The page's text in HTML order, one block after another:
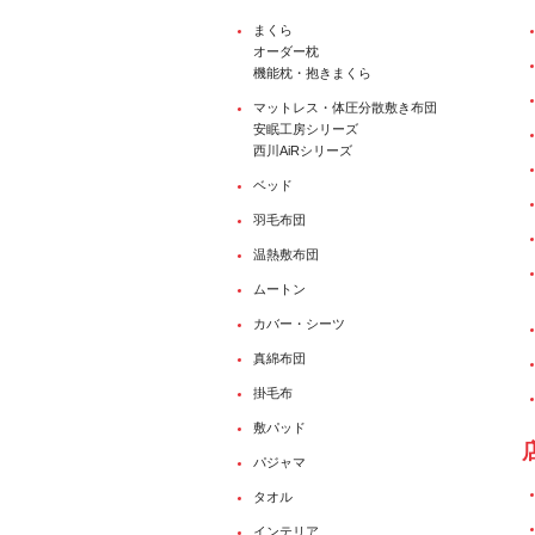
まくら
オーダー枕
機能枕・抱きまくら
マットレス・体圧分散敷き布団
安眠工房シリーズ
西川AiRシリーズ
ベッド
羽毛布団
温熱敷布団
ムートン
カバー・シーツ
真綿布団
掛毛布
敷パッド
パジャマ
タオル
インテリア